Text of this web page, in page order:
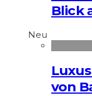
Blick
Neu
von